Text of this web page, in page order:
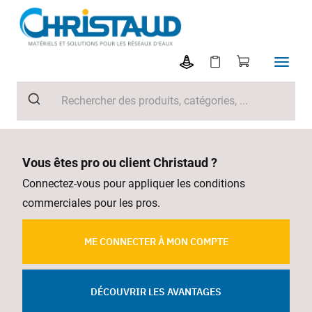
Vous êtes pro ou client Christaud ?
Connectez-vous pour appliquer les conditions
commerciales pour les pros.
ME CONNECTER À MON COMPTE
DÉCOUVRIR LES AVANTAGES